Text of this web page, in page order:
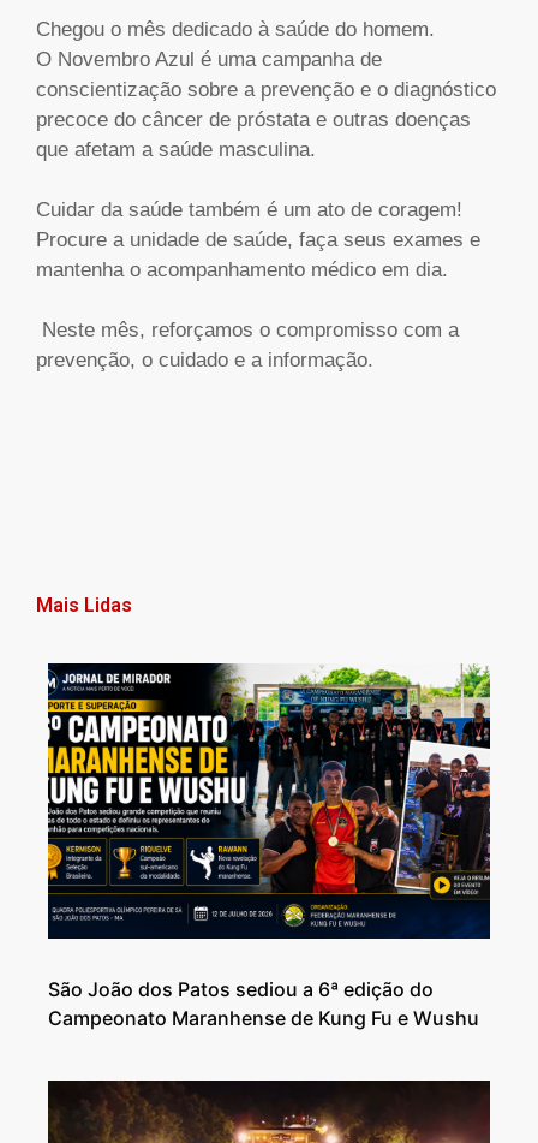
Chegou o mês dedicado à saúde do homem.
O Novembro Azul é uma campanha de
conscientização sobre a prevenção e o diagnóstico
precoce do câncer de próstata e outras doenças
que afetam a saúde masculina.
Cuidar da saúde também é um ato de coragem!
Procure a unidade de saúde, faça seus exames e
mantenha o acompanhamento médico em dia.
Neste mês, reforçamos o compromisso com a
prevenção, o cuidado e a informação.
Mais Lidas
São João dos Patos sediou a 6ª edição do
Campeonato Maranhense de Kung Fu e Wushu